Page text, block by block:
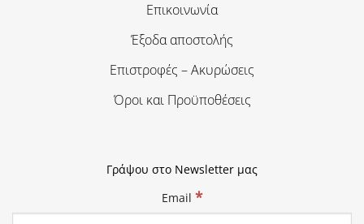
Επικοινωνία
Έξοδα αποστολής
Επιστροφές – Ακυρώσεις
Όροι και Προϋποθέσεις
Γράψου στο Newsletter μας
Email *